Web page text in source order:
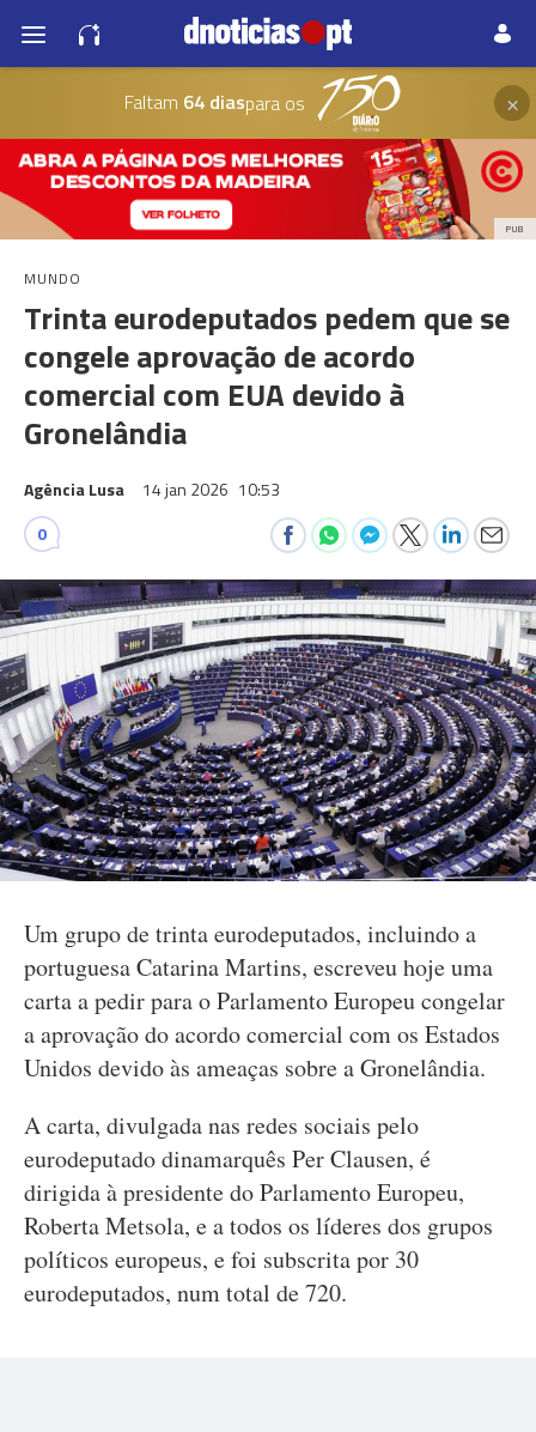
Faltam 64 diaspara os ×
PUB
MUNDO
Trinta eurodeputados pedem que se
congele aprovação de acordo
comercial com EUA devido à
Gronelândia
Agência Lusa 14 jan 2026 10:53
0
Um grupo de trinta eurodeputados, incluindo a
portuguesa Catarina Martins, escreveu hoje uma
carta a pedir para o Parlamento Europeu congelar
a aprovação do acordo comercial com os Estados
Unidos devido às ameaças sobre a Gronelândia.
A carta, divulgada nas redes sociais pelo
eurodeputado dinamarquês Per Clausen, é
dirigida à presidente do Parlamento Europeu,
Roberta Metsola, e a todos os líderes dos grupos
políticos europeus, e foi subscrita por 30
eurodeputados, num total de 720.